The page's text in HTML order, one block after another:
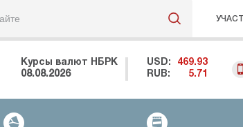
Курсы валют НБРК
08.08.2026
USD:
469.93
RUB:
5.71